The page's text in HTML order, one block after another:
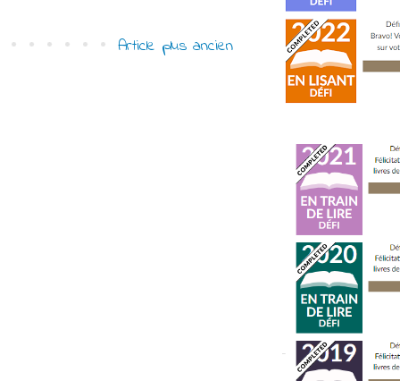
Article plus ancien